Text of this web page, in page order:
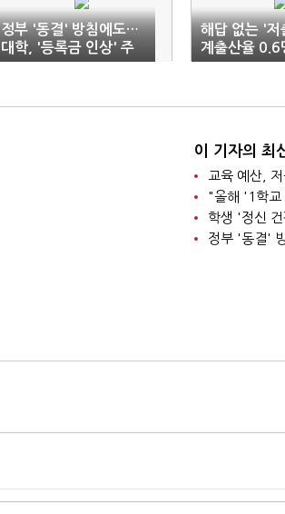
정부 '동결' 방침에도…
대학, '등록금 인상' 주
목
해답 없는 '
계출산율 0.6
기'
이 기자의 최
교육 예산,
"올해 '1학
학생 '정신
정부 '동결'